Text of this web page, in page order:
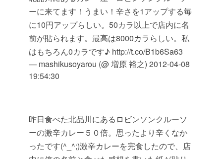
ーに来てます！うまい！辛さを1アップする毎
に10円アップらしい。50カラ以上で店内に名
前が貼られます。最高は8000カラらしい。私
はもちろん0カラです♪ http://t.co/B1b6Sa63
— mashikusoyarou (@ 増原 裕之) 2012-04-08
19:54:30
昨日食べた北品川にあるロビンソンクルーソ
ーの激辛カレー５０倍。思ったより辛くなか
ったです(^_^;)激辛カレーを完食したので、店